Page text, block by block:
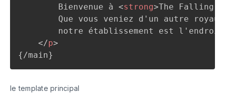
        Bienvenue à
<strong>The Falling
Que vous veniez d'un autre
notre établissement est
</p>
le template principal